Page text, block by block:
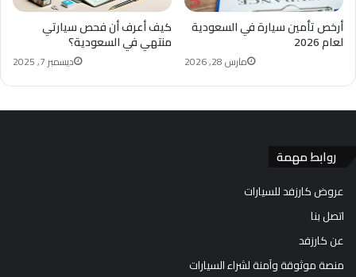
كيف أعرف أن فحص سيارتي
منتهي في السعودية؟
ديسمبر 7, 2025
أرخص تأمين سيارة في السعودية
لعام 2026
مارس 28, 2026
روابط مهمة
عروض كارزفد للسيارات
اتصل بنا
عن كارزفد
منصة موثوقة وآمنة لشراء السيارات